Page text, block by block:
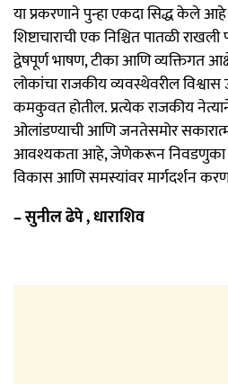
या प्रकरणाने पुन्हा एकदा सिद्ध केले
शिष्टाचाराची एक निश्चित पातळी
द्वेषपूर्ण भाषण, टीका आणि व्यक्तिगत
लोकांचा राजकीय व्यवस्थेवरील
कमकुवत होतील. प्रत्येक राजकीय
ओलांडण्याची आणि जनतेसमोर
आवश्यकता आहे, जेणेकरून निवडणुका
विकास आणि समस्यांवर मार्गदर्शन
– सुनील ढेपे , धाराशिव